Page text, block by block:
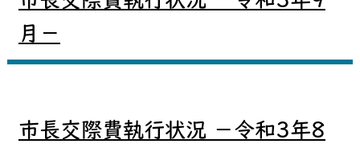
月－
市長交際費執行状況 －令和3年8